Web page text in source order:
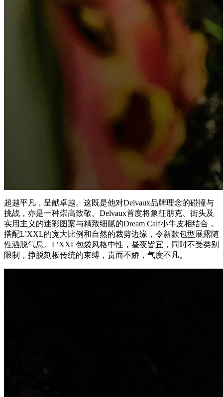
超越平凡，呈献卓越。这既是他对Delvaux品牌理念的碰撞与
挑战，亦是一种崇高致敬。Delvaux首度将象征朋克、街头及
实用主义的迷彩图案与精致细腻的Dream Calf小牛皮相结合，
搭配L’XXL的宽大比例和自然的裁剪边缘，令新款包型展露随
性洒脱气息。L’XXL包袋风格中性，昼夜皆宜，同时不受类别
限制，挣脱刻板传统的束缚，贵而不娇，气度不凡。